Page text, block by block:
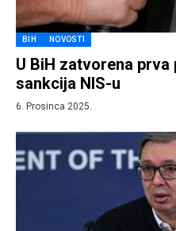
BIH NOVOSTI
U BiH zatvorena
sankcija NIS-u
6. Prosinca 2025.